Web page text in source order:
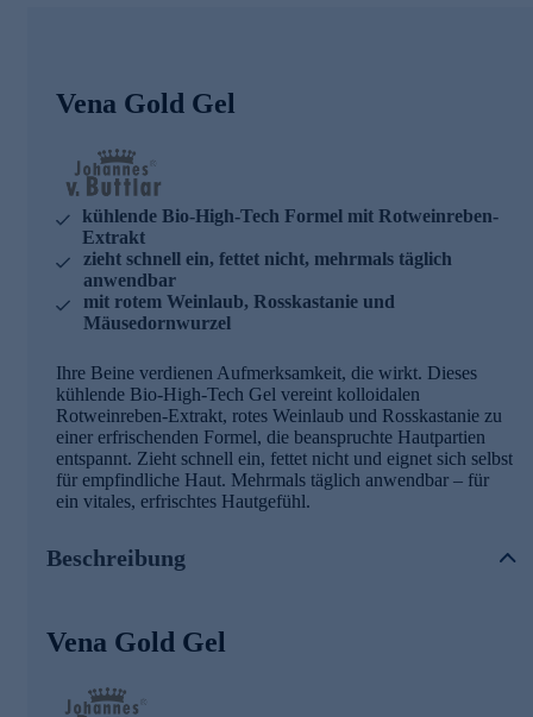
Vena Gold Gel
kühlende Bio-High-Tech Formel mit Rotweinreben-
Extrakt
zieht schnell ein, fettet nicht, mehrmals täglich
anwendbar
mit rotem Weinlaub, Rosskastanie und
Mäusedornwurzel
Ihre Beine verdienen Aufmerksamkeit, die wirkt. Dieses
kühlende Bio-High-Tech Gel vereint kolloidalen
Rotweinreben-Extrakt, rotes Weinlaub und Rosskastanie zu
einer erfrischenden Formel, die beanspruchte Hautpartien
entspannt. Zieht schnell ein, fettet nicht und eignet sich selbst
für empfindliche Haut. Mehrmals täglich anwendbar – für
ein vitales, erfrischtes Hautgefühl.
Beschreibung
Vena Gold Gel